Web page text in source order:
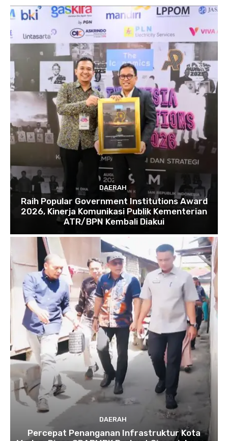
DAERAH
Raih Popular Government Institutions Award
2026, Kinerja Komunikasi Publik Kementerian
ATR/BPN Kembali Diakui
DAERAH
Percepat Penanganan Infrastruktur Kota